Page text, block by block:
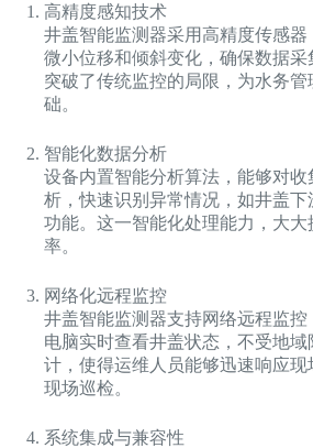
高精度感知技术
井盖智能监测器采用高精度传感
微小位移和倾斜变化，确保数据
突破了传统监控的局限，为水务
础。
智能化数据分析
设备内置智能分析算法，能够对
析，快速识别异常情况，如井盖
功能。这一智能化处理能力，大
率。
网络化远程监控
井盖智能监测器支持网络远程监
电脑实时查看井盖状态，不受地
计，使得运维人员能够迅速响应
现场巡检。
系统集成与兼容性